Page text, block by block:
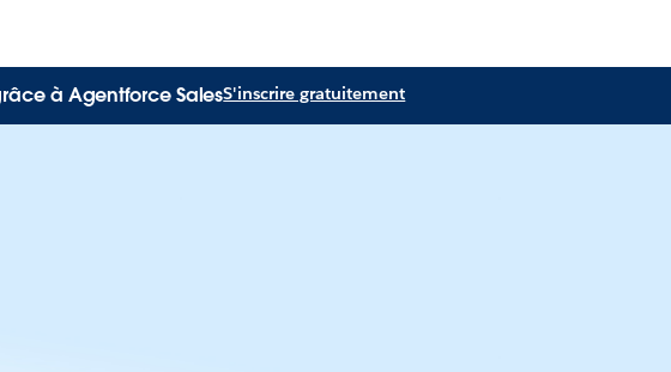
à Agentforce SalesS'inscrire gratuitement